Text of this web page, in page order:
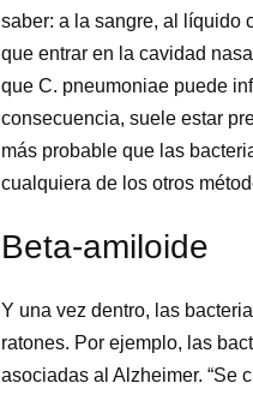
saber: a la sangre, al líquido
que entrar en la cavidad
que C. pneumoniae puede
consecuencia, suele estar
más probable que las
cualquiera de los otros
Beta-amiloide
Y una vez dentro, las
ratones. Por ejemplo, las
asociadas al Alzheimer. “Se